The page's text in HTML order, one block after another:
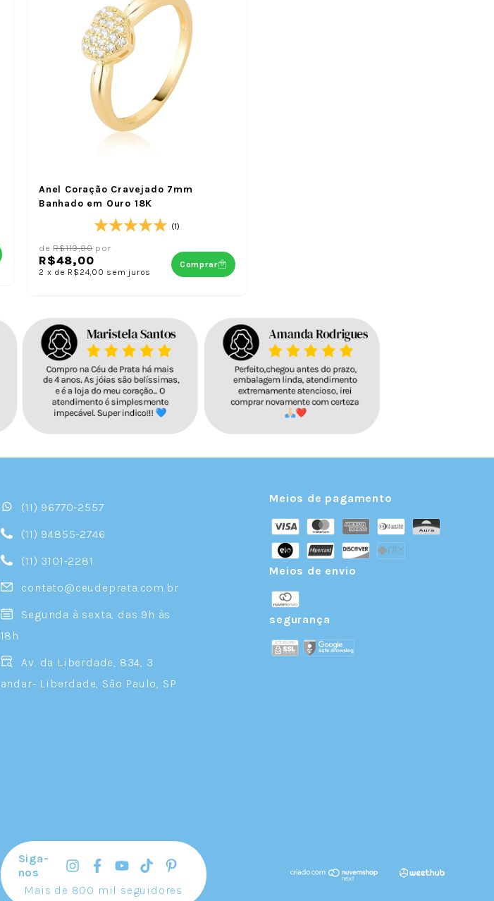
Anel Coração Cravejado 7mm
Banhado em Ouro 18K
(1)
deR$119,90por
R$48,00
2 x de R$24,00 sem juros
Comprar
(11) 96770-2557
(11) 94855-2746
(11) 3101-2281
contato@ceudeprata.com.br
Segunda à sexta, das 9h às
18h
Av. da Liberdade, 834, 3
andar- Liberdade, São Paulo, SP
Meios de pagamento
Meios de envio
segurança
Siga-
nos
Mais de 800 mil seguidores